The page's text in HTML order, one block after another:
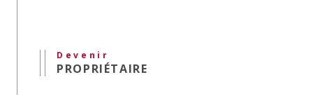
Notre équipe expertise aussi la
que vous souhaitezacheter
Devenir
PROPRIÉTAIRE